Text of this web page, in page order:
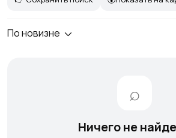
По новизне
Ничего не